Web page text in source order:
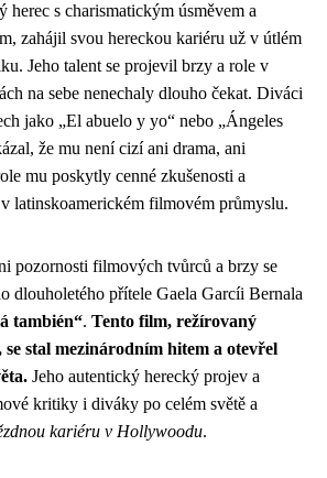
s charismatickým úsměvem a
zahájil svou hereckou kariéru už v útlém
Jeho talent se projevil brzy a role v
na sebe nenechaly dlouho čekat. Diváci
jako „El abuelo y yo“ nebo „Ángeles
že mu není cizí ani drama, ani
mu poskytly cenné zkušenosti a
latinskoamerickém filmovém průmyslu.
pozornosti filmových tvůrců a brzy se
dlouholetého přítele Gaela Garcíi Bernala
también“. Tento film, režírovaný
stal mezinárodním hitem a otevřel
Jeho autentický herecký projev a
kritiky i diváky po celém světě a
kariéru v Hollywoodu.